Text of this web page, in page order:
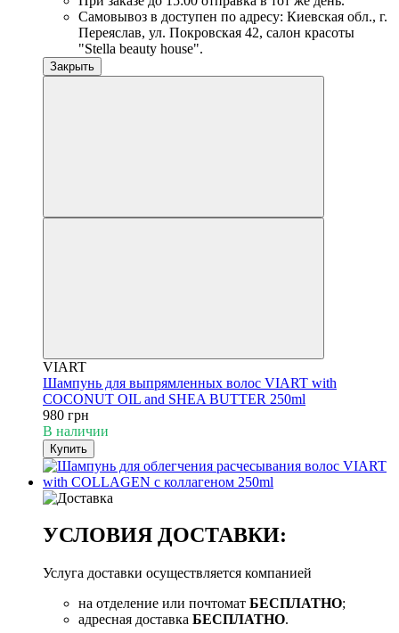
Самовывоз в доступен по адресу: Киевская обл., г.
Переяслав, ул. Покровская 42, салон красоты
"Stella beauty house".
Закрыть
VIART
Шампунь для выпрямленных волос VIART with
COCONUT OIL and SHEA BUTTER 250ml
980 грн
В наличии
Купить
УСЛОВИЯ ДОСТАВКИ:
Услуга доставки осуществляется компанией
на отделение или почтомат БЕСПЛАТНО;
адресная доставка БЕСПЛАТНО.